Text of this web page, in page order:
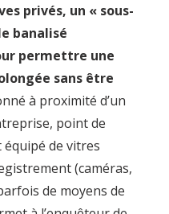
privés, un « sous-
banalisé
permettre une
sans être
à proximité d’un
point de
équipé de vitres
(caméras,
de moyens de